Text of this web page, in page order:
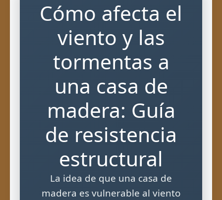
Cómo afecta el
viento y las
tormentas a
una casa de
madera: Guía
de resistencia
estructural
La idea de que una casa de
madera es vulnerable al viento